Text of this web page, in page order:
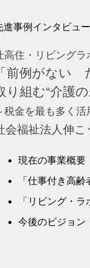
進事例インタビュ
高住・リビングラ
「前例がない
り組む“介護
税金を最も多く
会福祉法人伸こ
現在の事業概要
「仕事付き高
「リビング・
今後のビジョン